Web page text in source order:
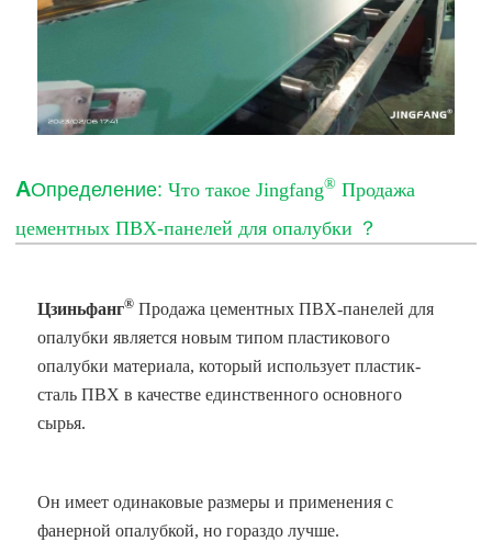
АОпределение:Что такое Jingfang® Продажа
цементных ПВХ-панелей для опалубки ？
Цзиньфанг® Продажа цементных ПВХ-панелей для
опалубкиявляется новым типом пластикового
опалубки материала, который использует пластик-
сталь ПВХ в качестве единственного основного
сырья.
Он имеет одинаковые размеры и применения с
фанерной опалубкой, но гораздо лучше.